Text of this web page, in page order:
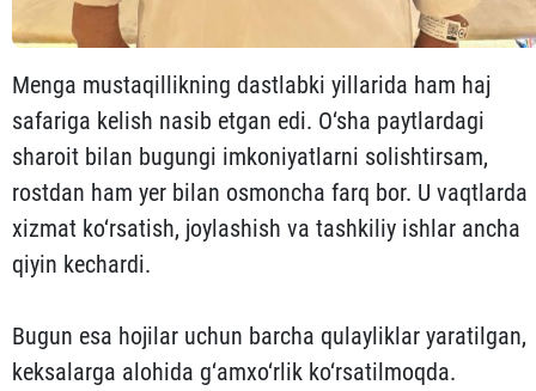
Menga mustaqillikning dastlabki yillarida ham haj
safariga kelish nasib etgan edi. O‘sha paytlardagi
sharoit bilan bugungi imkoniyatlarni solishtirsam,
rostdan ham yer bilan osmoncha farq bor. U vaqtlarda
xizmat ko‘rsatish, joylashish va tashkiliy ishlar ancha
qiyin kechardi.
Bugun esa hojilar uchun barcha qulayliklar yaratilgan,
keksalarga alohida g‘amxo‘rlik ko‘rsatilmoqda.